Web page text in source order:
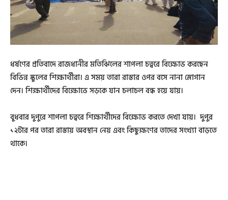
ধর্ষণের প্রতিবাদে রাজধানীর মতিঝিলের শাপলা চত্বরে বিক্ষোভ করছেন
বিভিন্ন স্কুলের শিক্ষার্থীরা। এ সময় তারা রাস্তার ওপর বসে নানা স্লোগান
দেন। শিক্ষার্থীদের বিক্ষোভে সড়কে যান চলাচল বন্ধ হয়ে যায়।
বুধবার দুপুরে শাপলা চত্বরে শিক্ষার্থীদের বিক্ষোভ করতে দেখা যায়। দুপুর
১২টার পর তারা রাস্তায় অবস্থান নেয় এবং কিছুক্ষণের তাদের সংখ্যা বাড়তে
থাকে।